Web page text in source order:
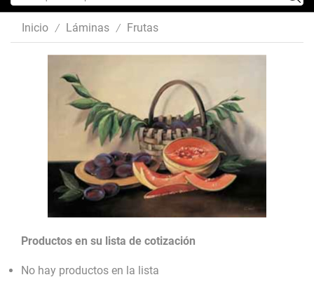
input
Inicio / Láminas / Frutas
Productos en su lista de cotización
No hay productos en la lista